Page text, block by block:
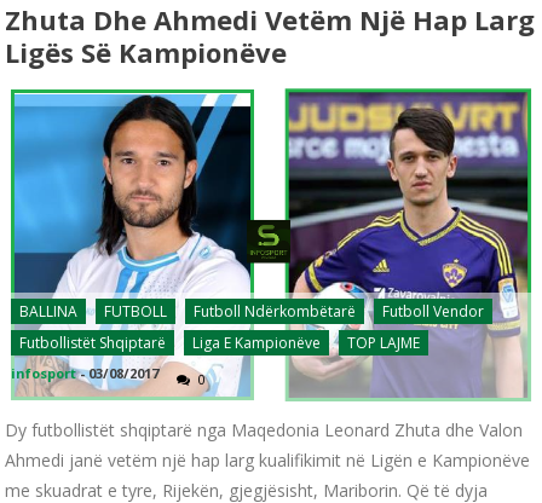
Zhuta Dhe Ahmedi Vetëm Një Hap Larg
Ligës Së Kampionëve
BALLINA FUTBOLL Futboll Ndërkombëtarë
Futboll Vendor
Futbollistët Shqiptarë
Liga E Kampionëve TOP LAJME
infosport -03/08/2017 0
Dy futbollistët shqiptarë nga Maqedonia Leonard Zhuta dhe Valon
Ahmedi janë vetëm një hap larg kualifikimit në Ligën e Kampionëve
me skuadrat e tyre, Rijekën, gjegjësisht, Mariborin. Që të dyja